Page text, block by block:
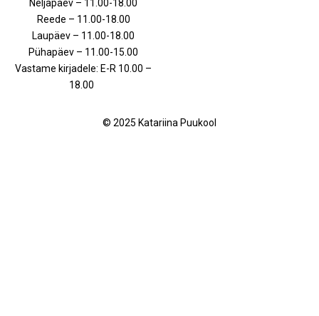
Neljapäev – 11.00-18.00
Reede – 11.00-18.00
Laupäev – 11.00-18.00
Pühapäev – 11.00-15.00
Vastame kirjadele: E-R 10.00 –
18.00
© 2025 Katariina Puukool